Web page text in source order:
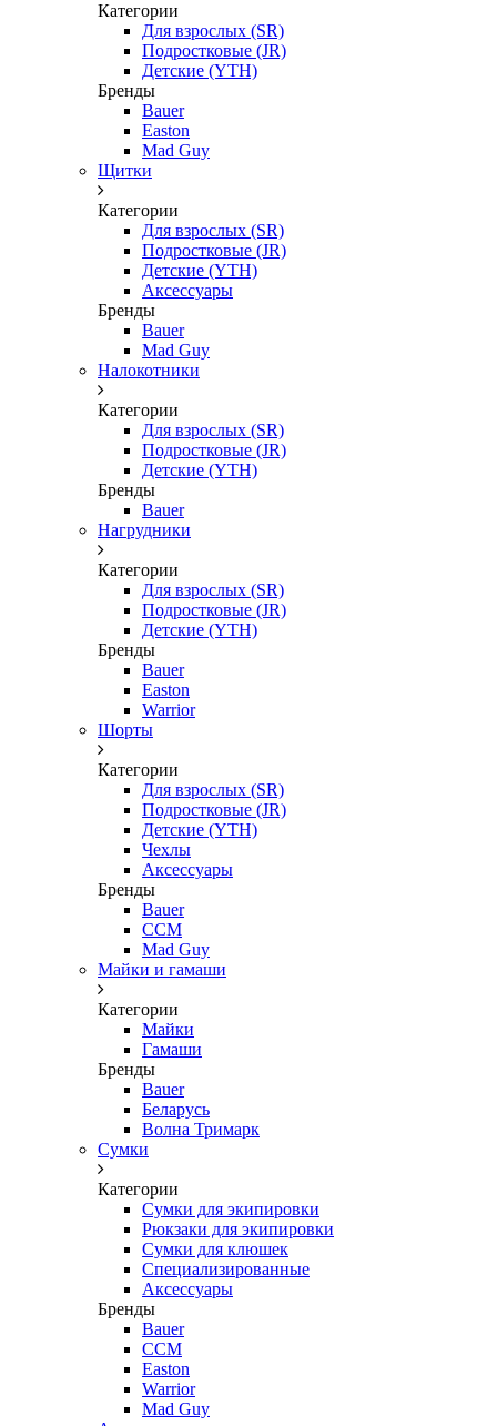
Категории
Для взрослых (SR)
Подростковые (JR)
Детские (YTH)
Бренды
Bauer
Easton
Mad Guy
Щитки
Категории
Для взрослых (SR)
Подростковые (JR)
Детские (YTH)
Аксессуары
Бренды
Bauer
Mad Guy
Налокотники
Категории
Для взрослых (SR)
Подростковые (JR)
Детские (YTH)
Бренды
Bauer
Нагрудники
Категории
Для взрослых (SR)
Подростковые (JR)
Детские (YTH)
Бренды
Bauer
Easton
Warrior
Шорты
Категории
Для взрослых (SR)
Подростковые (JR)
Детские (YTH)
Чехлы
Аксессуары
Бренды
Bauer
CCM
Mad Guy
Майки и гамаши
Категории
Майки
Гамаши
Бренды
Bauer
Беларусь
Волна Тримарк
Сумки
Категории
Сумки для экипировки
Рюкзаки для экипировки
Сумки для клюшек
Специализированные
Аксессуары
Бренды
Bauer
CCM
Easton
Warrior
Mad Guy